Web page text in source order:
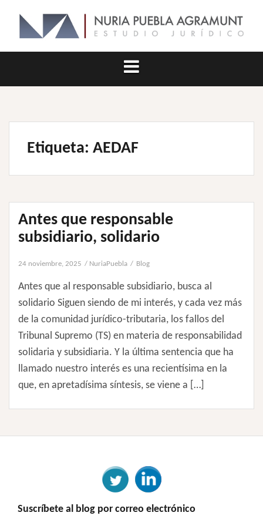
contenido
Etiqueta: AEDAF
Antes que responsable
subsidiario, solidario
24 noviembre, 2025 NuriaPuebla Blog
Antes que al responsable subsidiario, busca al
solidario Siguen siendo de mi interés, y cada vez más
de la comunidad jurídico-tributaria, los fallos del
Tribunal Supremo (TS) en materia de responsabilidad
solidaria y subsidiaria. Y la última sentencia que ha
llamado nuestro interés es una recientísima en la
que, en apretadísima síntesis, se viene a […]
Suscríbete al blog por correo electrónico